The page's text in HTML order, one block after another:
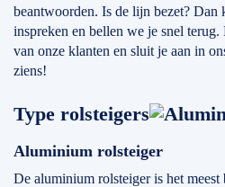
beantwoorden. Is de lijn bezet? Dan
inspreken en bellen we je snel
van onze klanten en sluit je aan in
ziens!
Type rolsteigers
Aluminium rolsteiger
De aluminium rolsteiger is het meest